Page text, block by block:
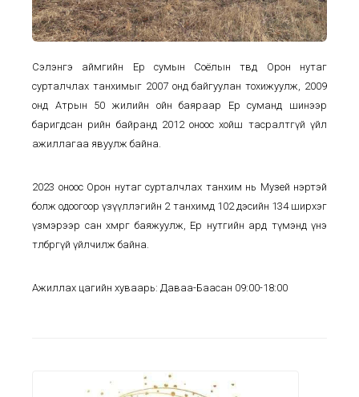
Сэлэнгэ аймгийн Ерөө сумын Соёлын төвд Орон нутаг
сурталчлах танхимыг 2007 онд байгуулан тохижуулж, 2009
онд Атрын 50 жилийн ойн баяраар Ерөө суманд шинээр
баригдсан өөрийн байранд 2012 оноос хойш тасралтгүй үйл
ажиллагаа явуулж байна.
2023 оноос Орон нутаг сурталчлах танхим нь Музей нэртэй
болж одоогоор үзүүллэгийн 2 танхимд 102 дэсийн 134 ширхэг
үзмэрээр сан хөмрөгөө баяжуулж, Ерөө нутгийн ард түмэнд үнэ
төлбөргүй үйлчилж байна.
Ажиллах цагийн хуваарь: Даваа-Баасан 09:00-18:00